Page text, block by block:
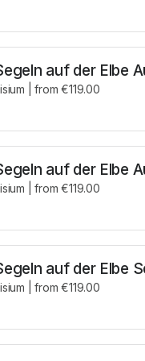
auf der Elbe
from €119.00
auf der Elbe
from €119.00
auf der Elbe
from €119.00